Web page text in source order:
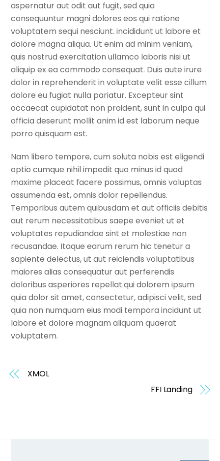
aspernatur aut odit aut fugit, sed quia
consequuntur magni dolores eos qui ratione
voluptatem sequi nesciunt. incididunt ut labore et
dolore magna aliqua. Ut enim ad minim veniam,
quis nostrud exercitation ullamco laboris nisi ut
aliquip ex ea commodo consequat. Duis aute irure
dolor in reprehenderit in voluptate velit esse cillum
dolore eu fugiat nulla pariatur. Excepteur sint
occaecat cupidatat non proident, sunt in culpa qui
officia deserunt mollit anim id est laborum neque
porro quisquam est.
Nam libero tempore, cum soluta nobis est eligendi
optio cumque nihil impedit quo minus id quod
maxime placeat facere possimus, omnis voluptas
assumenda est, omnis dolor repellendus.
Temporibus autem quibusdam et aut officiis debitis
aut rerum necessitatibus saepe eveniet ut et
voluptates repudiandae sint et molestiae non
recusandae. Itaque earum rerum hic tenetur a
sapiente delectus, ut aut reiciendis voluptatibus
maiores alias consequatur aut perferendis
doloribus asperiores repellat.qui dolorem ipsum
quia dolor sit amet, consectetur, adipisci velit, sed
quia non numquam eius modi tempora incidunt ut
labore et dolore magnam aliquam quaerat
voluptatem.
XMOL
FFI Landing